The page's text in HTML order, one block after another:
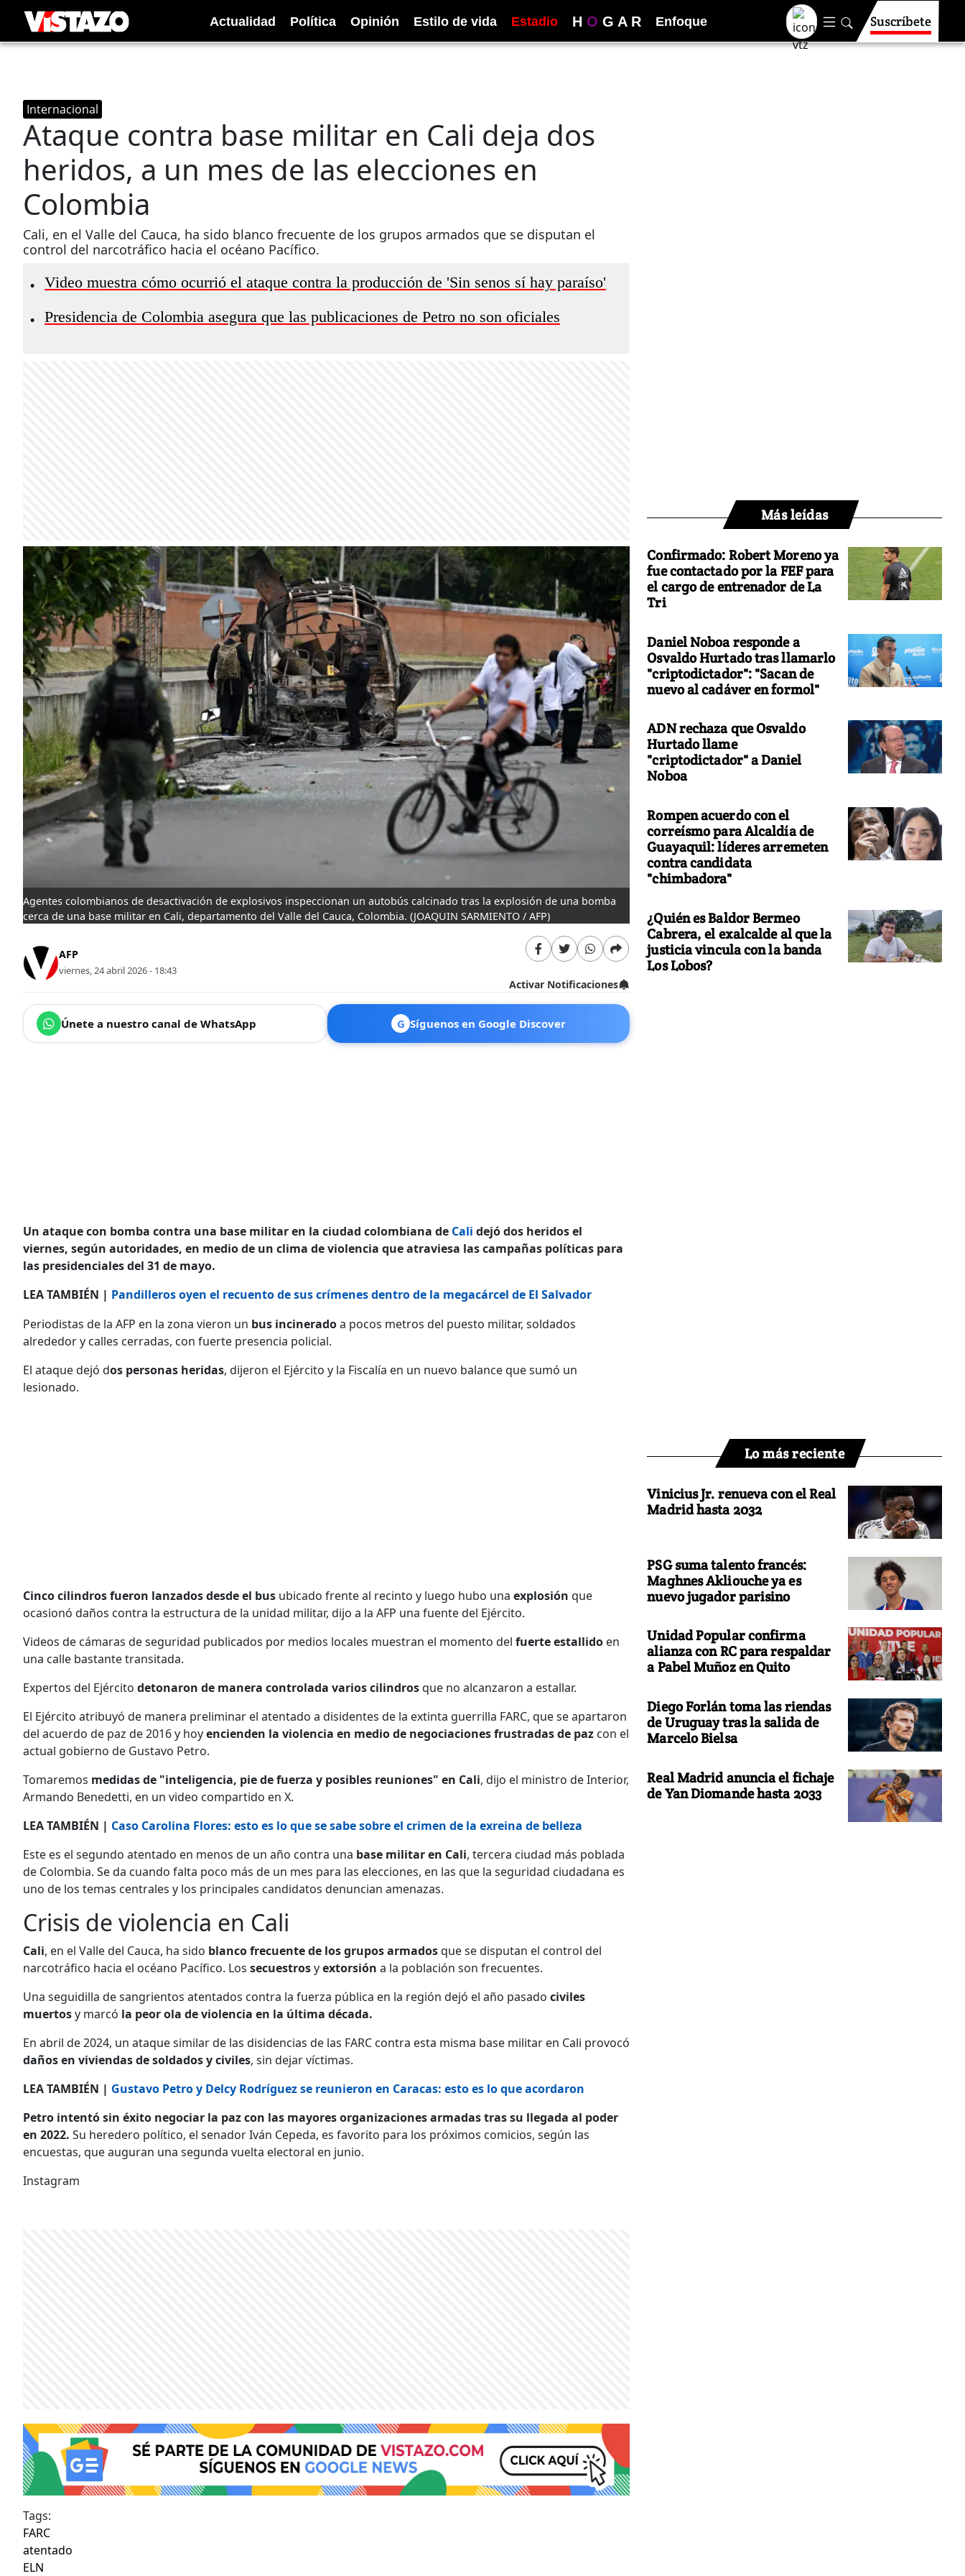
Actualidad Política Opinión Estilo de vida Estadio H O G A R Enfoque Suscríbete
Internacional
Ataque contra base militar en Cali deja dos
heridos, a un mes de las elecciones en
Colombia
Cali, en el Valle del Cauca, ha sido blanco frecuente de los grupos armados que se disputan el
control del narcotráfico hacia el océano Pacífico.
• Video muestra cómo ocurrió el ataque contra la producción de 'Sin senos sí hay paraíso'
• Presidencia de Colombia asegura que las publicaciones de Petro no son oficiales
Agentes colombianos de desactivación de explosivos inspeccionan un autobús calcinado tras la explosión de una bomba
cerca de una base militar en Cali, departamento del Valle del Cauca, Colombia. (JOAQUIN SARMIENTO / AFP)
AFP
viernes, 24 abril 2026 - 18:43
Activar Notificaciones
Únete a nuestro canal de WhatsApp G Síguenos en Google Discover
Un ataque con bomba contra una base militar en la ciudad colombiana de Cali dejó dos heridos el
viernes, según autoridades, en medio de un clima de violencia que atraviesa las campañas políticas para
las presidenciales del 31 de mayo.
LEA TAMBIÉN | Pandilleros oyen el recuento de sus crímenes dentro de la megacárcel de El Salvador
Periodistas de la AFP en la zona vieron un bus incineradoa pocos metros del puesto militar, soldados
alrededor y calles cerradas, con fuerte presencia policial.
El ataque dejó dos personas heridas, dijeron el Ejército y la Fiscalía en un nuevo balance que sumó un
lesionado.
Cinco cilindros fueron lanzados desde el bus ubicado frente al recinto y luego hubo una explosión que
ocasionó daños contra la estructura de la unidad militar, dijo a la AFP una fuente del Ejército.
Videos de cámaras de seguridad publicados por medios locales muestran el momento del fuerte estallido en
una calle bastante transitada.
Expertos del Ejército detonaron de manera controlada varios cilindrosque no alcanzaron a estallar.
El Ejército atribuyó de manera preliminar el atentado a disidentes de la extinta guerrilla FARC, que se apartaron
del acuerdo de paz de 2016 y hoyencienden la violencia en medio de negociaciones frustradas de paz con el
actual gobierno de Gustavo Petro.
Tomaremos medidas de "inteligencia, pie de fuerza y posibles reuniones" en Cali, dijo el ministro de Interior,
Armando Benedetti, en un video compartido en X.
LEA TAMBIÉN | Caso Carolina Flores: esto es lo que se sabe sobre el crimen de la exreina de belleza
Este es el segundo atentado en menos de un año contra una base militar en Cali, tercera ciudad más poblada
de Colombia. Se da cuando falta poco más de un mes para las elecciones, en las que la seguridad ciudadana es
uno de los temas centrales y los principales candidatos denuncian amenazas.
Crisis de violencia en Cali
Cali, en el Valle del Cauca, ha sido blanco frecuente de los grupos armadosque se disputan el control del
narcotráfico hacia el océano Pacífico. Los secuestrosyextorsión a la población son frecuentes.
Una seguidilla de sangrientos atentados contra la fuerza pública en la región dejó el año pasado civiles
muertosy marcó la peor ola de violencia en la última década.
En abril de 2024, un ataque similar de las disidencias de las FARC contra esta misma base militar en Cali provocó
daños en viviendas de soldados y civiles, sin dejar víctimas.
LEA TAMBIÉN | Gustavo Petro y Delcy Rodríguez se reunieron en Caracas: esto es lo que acordaron
Petro intentó sin éxito negociar la paz con las mayores organizaciones armadas tras su llegada al poder
en 2022. Su heredero político, el senador Iván Cepeda, es favorito para los próximos comicios, según las
encuestas, que auguran una segunda vuelta electoral en junio.
Instagram
Tags:
FARC
atentado
ELN
Más leídas
Confirmado: Robert Moreno ya
fue contactado por la FEF para
el cargo de entrenador de La
Tri
Daniel Noboa responde a
Osvaldo Hurtado tras llamarlo
"criptodictador": "Sacan de
nuevo al cadáver en formol"
ADN rechaza que Osvaldo
Hurtado llame
"criptodictador" a Daniel
Noboa
Rompen acuerdo con el
correísmo para Alcaldía de
Guayaquil: líderes arremeten
contra candidata
"chimbadora"
¿Quién es Baldor Bermeo
Cabrera, el exalcalde al que la
justicia vincula con la banda
Los Lobos?
Lo más reciente
Vinicius Jr. renueva con el Real
Madrid hasta 2032
PSG suma talento francés:
Maghnes Akliouche ya es
nuevo jugador parisino
Unidad Popular confirma
alianza con RC para respaldar
a Pabel Muñoz en Quito
Diego Forlán toma las riendas
de Uruguay tras la salida de
Marcelo Bielsa
Real Madrid anuncia el fichaje
de Yan Diomande hasta 2033